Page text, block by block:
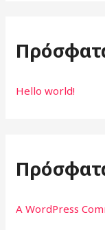
ή
η
:
Hello world!
A WordPress